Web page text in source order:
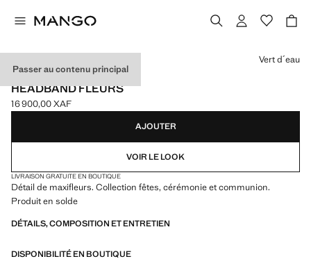
Passer au contenu principal
CELEBRATION
HEADBAND FLEURS
Prix actuel [16 900,00 XAF ]
16 900,00 XAF
Choisissez une couleur
Vert d´eau
AJOUTER
VOIR LE LOOK
LIVRAISON GRATUITE EN BOUTIQUE
Détail de maxifleurs. Collection fêtes, cérémonie et communion.
Produit en solde
DÉTAILS, COMPOSITION ET ENTRETIEN
DISPONIBILITÉ EN BOUTIQUE